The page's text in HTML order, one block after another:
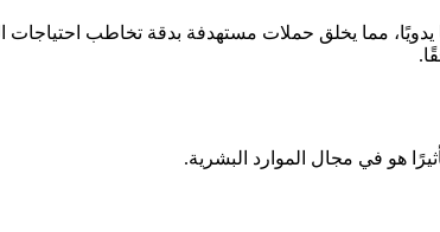
مما يخلق حملات مستهدفة بدقة تخاطب احتياجات
هو في مجال الموارد البشرية.